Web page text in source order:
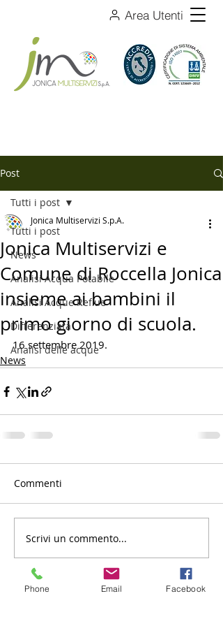
Area Utenti
Post
Tutti i post
News
Analisi Acqua Potabile
Analisi Acque Reflue
Differenziata
Analisi delle acque
Tutti i post
Jonica Multiservizi e
Comune di Roccella Jonica
insieme ai bambini il
primo giorno di scuola.
Jonica Multiservizi S.p.A.
16 settembre 2019.
News
Commenti
Scrivi un commento...
Phone Email Facebook